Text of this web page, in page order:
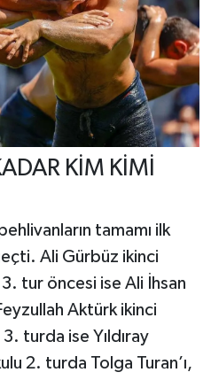
KİM KİMİ
tamamı ilk
Ali Gürbüz ikinci
tur öncesi ise Ali İhsan
Aktürk ikinci
turda ise Yıldıray
2. turda Tolga Turan’ı,